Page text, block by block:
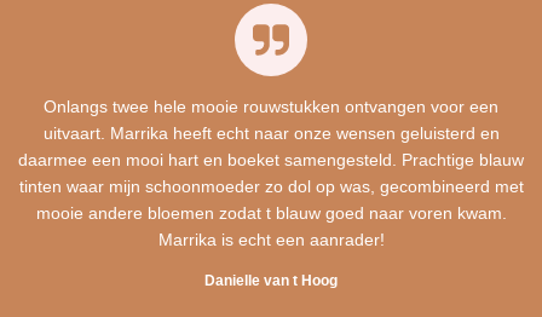
Onlangs twee hele mooie rouwstukken ontvangen voor een
uitvaart. Marrika heeft echt naar onze wensen geluisterd en
daarmee een mooi hart en boeket samengesteld. Prachtige blauw
tinten waar mijn schoonmoeder zo dol op was, gecombineerd met
mooie andere bloemen zodat t blauw goed naar voren kwam.
Marrika is echt een aanrader!
Danielle van t Hoog